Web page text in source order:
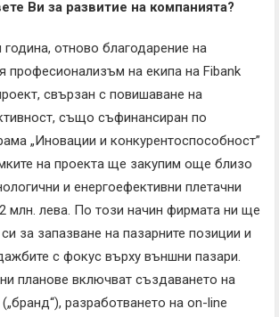
Ви за развитие на компанията?
година, отново благодарение на
професионализъм на екипа на Fibank
свързан с повишаване на
също съфинансиран по
„Иновации и конкурентоспособност”
на проекта ще закупим още близо
и енергоефективни плетачни
млн. лева. По този начин фирмата ни ще
за запазване на пазарните позиции и
с фокус върху външни пазари.
планове включват създаването на
разработването на on-line